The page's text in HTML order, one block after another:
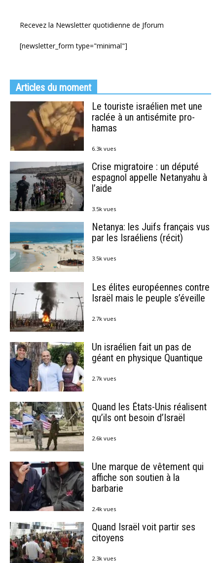
Recevez la Newsletter quotidienne de Jforum
[newsletter_form type="minimal"]
Articles du moment
Le touriste israélien met une
raclée à un antisémite pro-
hamas
6.3k vues
Crise migratoire : un député
espagnol appelle Netanyahu à
l’aide
3.5k vues
Netanya: les Juifs français vus
par les Israéliens (récit)
3.5k vues
Les élites européennes contre
Israël mais le peuple s’éveille
2.7k vues
Un israélien fait un pas de
géant en physique Quantique
2.7k vues
Quand les États-Unis réalisent
qu’ils ont besoin d’Israël
2.6k vues
Une marque de vêtement qui
affiche son soutien à la
barbarie
2.4k vues
Quand Israël voit partir ses
citoyens
2.3k vues